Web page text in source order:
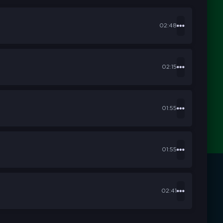
02:48
02:15
01:55
01:55
02:41